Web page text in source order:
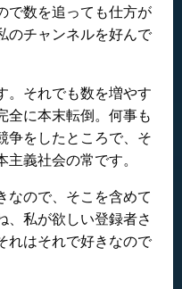
で数を追っても仕方が
のチャンネルを好んで
。それでも数を増やす
全に本末転倒。何事も
争をしたところで、そ
義社会の常です。
なので、そこを含めて
、私が欲しい登録者さ
れはそれで好きなので